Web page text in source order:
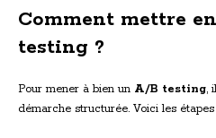
Comment mettre
testing ?
Pour mener à bien un A/B testing,
démarche structurée. Voici les